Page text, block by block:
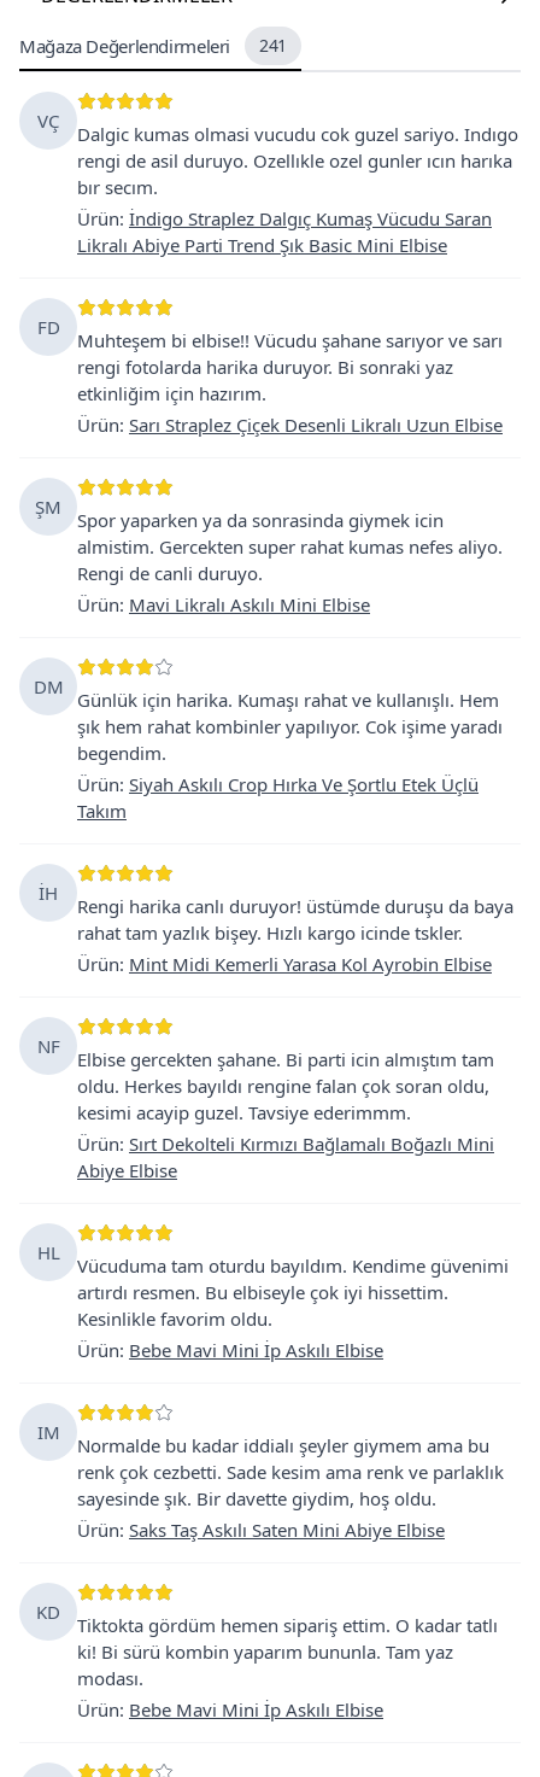
Mağaza Değerlendirmeleri 241
VÇ
Dalgic kumas olmasi vucudu cok guzel sariyo. Indıgo
rengi de asil duruyo. Ozellıkle ozel gunler ıcın harıka
bır secım.
Ürün: İndigo Straplez Dalgıç Kumaş Vücudu Saran
Likralı Abiye Parti Trend Şık Basic Mini Elbise
FD
Muhteşem bi elbise!! Vücudu şahane sarıyor ve sarı
rengi fotolarda harika duruyor. Bi sonraki yaz
etkinliğim için hazırım.
Ürün: Sarı Straplez Çiçek Desenli Likralı Uzun Elbise
ŞM
Spor yaparken ya da sonrasinda giymek icin
almistim. Gercekten super rahat kumas nefes aliyo.
Rengi de canli duruyo.
Ürün: Mavi Likralı Askılı Mini Elbise
DM
Günlük için harika. Kumaşı rahat ve kullanışlı. Hem
şık hem rahat kombinler yapılıyor. Cok işime yaradı
begendim.
Ürün: Siyah Askılı Crop Hırka Ve Şortlu Etek Üçlü
Takım
İH
Rengi harika canlı duruyor! üstümde duruşu da baya
rahat tam yazlık bişey. Hızlı kargo icinde tskler.
Ürün: Mint Midi Kemerli Yarasa Kol Ayrobin Elbise
NF
Elbise gercekten şahane. Bi parti icin almıştım tam
oldu. Herkes bayıldı rengine falan çok soran oldu,
kesimi acayip guzel. Tavsiye ederimmm.
Ürün: Sırt Dekolteli Kırmızı Bağlamalı Boğazlı Mini
Abiye Elbise
HL
Vücuduma tam oturdu bayıldım. Kendime güvenimi
artırdı resmen. Bu elbiseyle çok iyi hissettim.
Kesinlikle favorim oldu.
Ürün: Bebe Mavi Mini İp Askılı Elbise
IM
Normalde bu kadar iddialı şeyler giymem ama bu
renk çok cezbetti. Sade kesim ama renk ve parlaklık
sayesinde şık. Bir davette giydim, hoş oldu.
Ürün: Saks Taş Askılı Saten Mini Abiye Elbise
KD
Tiktokta gördüm hemen sipariş ettim. O kadar tatlı
ki! Bi sürü kombin yaparım bununla. Tam yaz
modası.
Ürün: Bebe Mavi Mini İp Askılı Elbise